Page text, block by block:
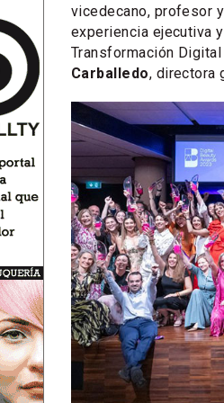
vicedecano, profesor
experiencia ejecutiva
Transformación
Carballedo, directora